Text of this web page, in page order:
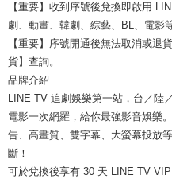
【重要】收到序號後兌換即啟用
劇、動畫、韓劇、綜藝、BL、電影
【重要】序號開通後無法取消或
貨】查詢。
品牌介紹
LINE TV 追劇娛樂第一站，台／陸
電影一次網羅，給你最強影音娛樂
告、高畫質、雙字幕、大螢幕投放
斷！
可於兌換後享有 30 天 LINE TV